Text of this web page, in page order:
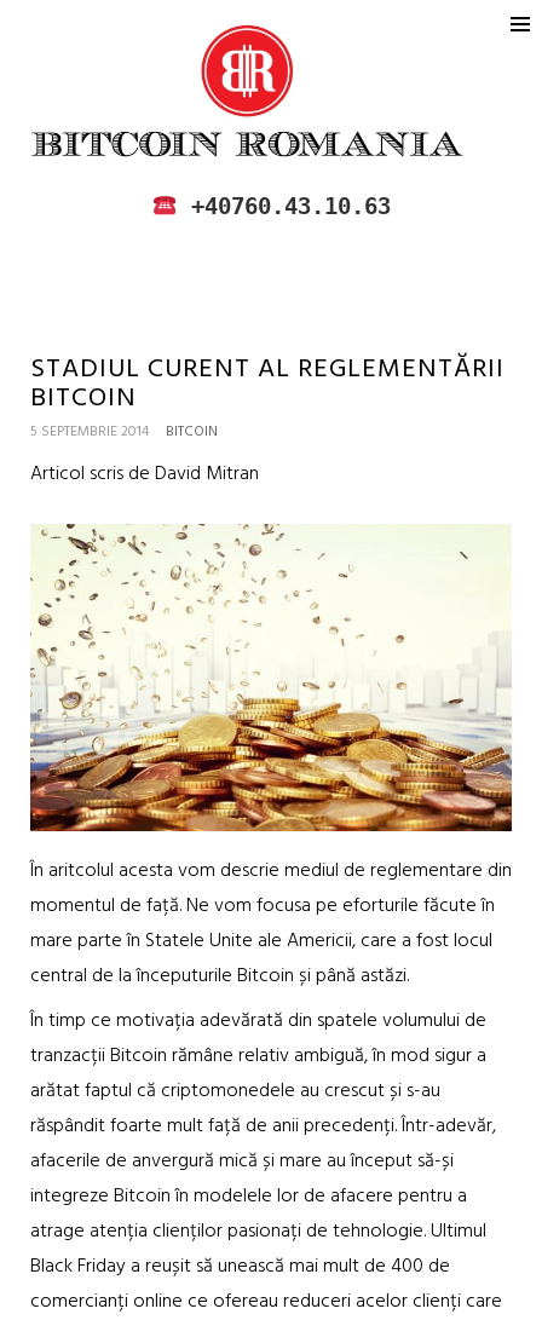
BITCOIN ROMANIA
CUMPARA SI VINDE BITCOIN IN
+40760.43.10.63
STADIUL CURENT AL REGLEMENTĂRII
BITCOIN
5 SEPTEMBRIE 2014 BITCOIN
Articol scris de David Mitran
În aritcolul acesta vom descrie mediul de reglementare din
momentul de față. Ne vom focusa pe eforturile făcute în
mare parte în Statele Unite ale Americii, care a fost locul
central de la începuturile Bitcoin și până astăzi.
În timp ce motivația adevărată din spatele volumului de
tranzacții Bitcoin rămâne relativ ambiguă, în mod sigur a
arătat faptul că criptomonedele au crescut și s-au
răspândit foarte mult față de anii precedenți. Într-adevăr,
afacerile de anvergură mică și mare au început să-și
integreze Bitcoin în modelele lor de afacere pentru a
atrage atenția clienților pasionați de tehnologie. Ultimul
Black Friday a reușit să unească mai mult de 400 de
comercianți online ce ofereau reduceri acelor clienți care